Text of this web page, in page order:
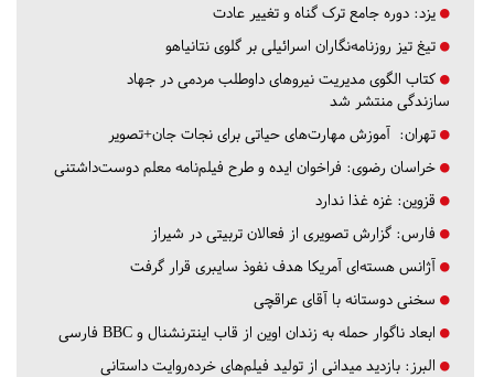
یزد: دوره جامع ترک گناه و تغییر عادت
تیغ تیز روزنامه‌نگاران اسرائیلی بر گلوی نتانیاهو
کتاب الگوی مدیریت نیروهای داوطلب مردمی در جهاد
سازندگی منتشر شد
تهران: آموزش مهارت‌های حیاتی برای نجات جان+تصویر
خراسان رضوی: فراخوان ایده و طرح فیلم‌نامه معلم دوست‌داشتنی
قزوین: غزه غذا ندارد
فارس: گزارش تصویری از فعالان تربیتی در شیراز
آژانس هسته‌ای آمریکا هدف نفوذ سایبری قرار گرفت
سخنی دوستانه با آقای عراقچی
ابعاد ناگوار حمله به زندان اوین از قاب اینترنشنال و BBC فارسی
البرز: بازدید میدانی از تولید فیلم‌های خرده‌روایت داستانی